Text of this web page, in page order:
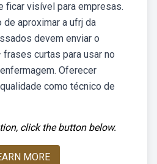
ficar visível para empresas.
aproximar a ufrj da
devem enviar o
curtas para usar no
Oferecer
como técnico de
click the button below.
MORE